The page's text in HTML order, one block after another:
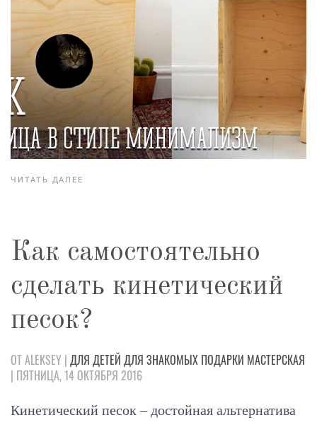
ЧИТАТЬ ДАЛЕЕ
Как самостоятельно
сделать кинетический
песок?
ОТ ALEKSEY | ДЛЯ ДЕТЕЙ ДЛЯ ЗНАКОМЫХ ПОДАРКИ МАСТЕРСКАЯ
| ПЯТНИЦА, 14 ОКТЯБРЯ 2016
Кинетический песок – достойная альтернатива